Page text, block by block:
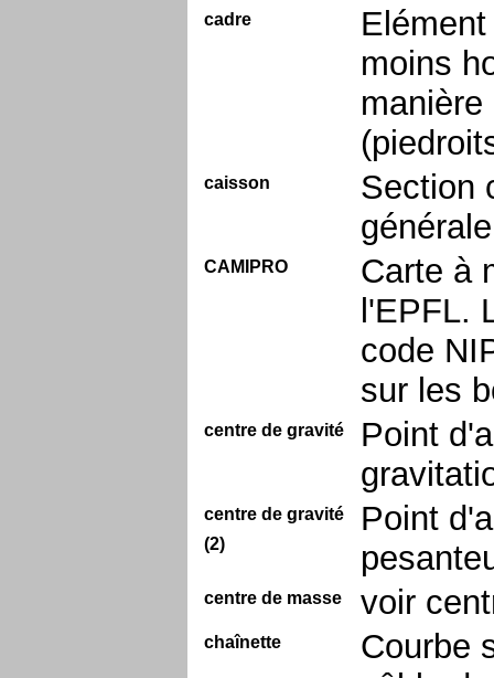
cadre
moins
caisson
Section
CAMIPRO
Carte à
l'EPFL.
code
sur les
centre de gravité
Point
centre de gravité
(2)
Point
centre de masse voir
chaînette
Courbe